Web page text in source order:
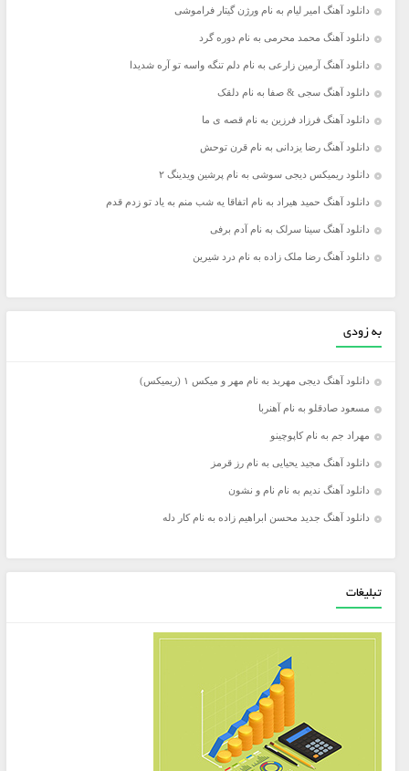
دانلود آهنگ امیر لیام به نام ورژن گیتار فراموشی
دانلود آهنگ محمد محرمی به نام دوره گرد
دانلود آهنگ آرمین زارعی به نام دلم تنگه واسه تو آره شدیدا
دانلود آهنگ سجی & صفا به نام دلقک
دانلود آهنگ فرزاد فرزین به نام قصه ی ما
دانلود آهنگ رضا یزدانی به نام قرن توحش
دانلود ریمیکس دیجی سوشی به نام پرشین ویدینگ ۲
دانلود آهنگ حمید هیراد به نام اتفاقا یه شب منم به یاد تو زدم قدم
دانلود آهنگ سینا سرلک به نام آدم برفی
دانلود آهنگ رضا ملک زاده به نام درد شیرین
به زودی
دانلود آهنگ دیجی مهربد به نام مهر و میکس ۱ (ریمیکس)
مسعود صادقلو به نام آهنربا
مهراد جم به نام کاپوچینو
دانلود آهنگ مجید یحیایی به نام رز قرمز
دانلود آهنگ ندیم به نام نام و نشون
دانلود آهنگ جدید محسن ابراهیم زاده به نام کار دله
تبلیغات